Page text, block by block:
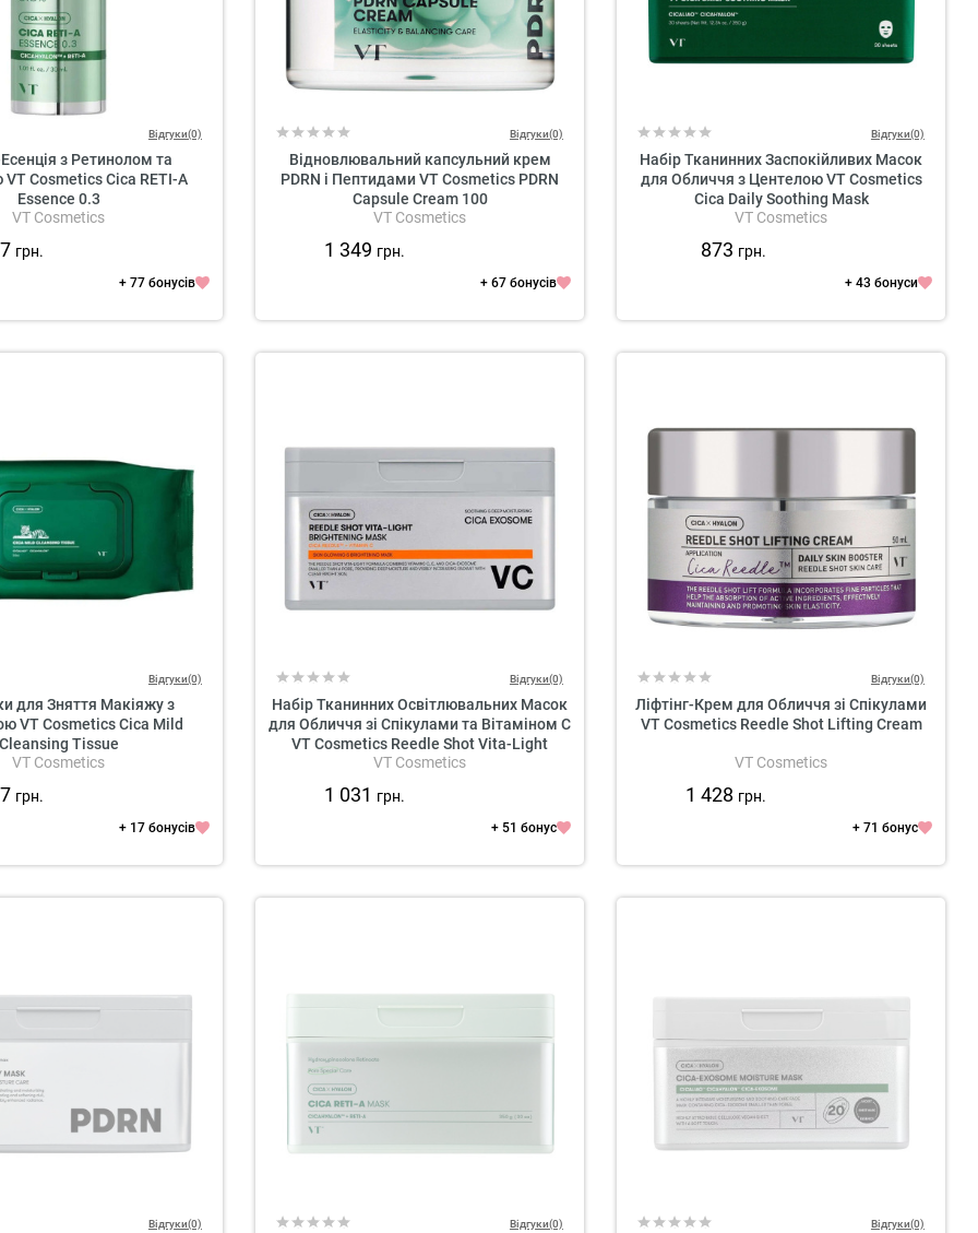
Відгуки(0)
з Ретинолом та
Cosmetics Cica RETI-A
Essence 0.3
VT Cosmetics
грн.
+ 77 бонусів
Відгуки(0)
Відновлювальний капсульний крем
PDRN і Пептидами VT Cosmetics PDRN
Capsule Cream 100
VT Cosmetics
1 349 грн.
+ 67 бонусів
Відгуки(0)
Набір Тканинних Заспокійливих Масок
для Обличчя з Центелою VT Cosmetics
Cica Daily Soothing Mask
VT Cosmetics
873 грн.
+ 43 бонуси
Відгуки(0)
для Зняття Макіяжу з
VT Cosmetics Cica Mild
Tissue
VT Cosmetics
грн.
+ 17 бонусів
Відгуки(0)
Набір Тканинних Освітлювальних Масок
для Обличчя зі Спікулами та Вітаміном C
VT Cosmetics Reedle Shot Vita-Light
Brightening Mask
VT Cosmetics
1 031 грн.
+ 51 бонус
Відгуки(0)
Ліфтінг-Крем для Обличчя зі Спікулами
VT Cosmetics Reedle Shot Lifting Cream
VT Cosmetics
1 428 грн.
+ 71 бонус
Відгуки(0) Відгуки(0) Відгуки(0)